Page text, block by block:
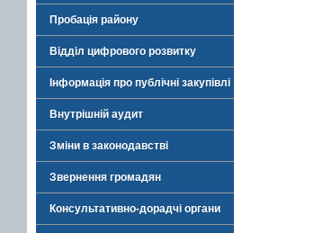
Пробація району
Відділ цифрового розвитку
Інформація про публічні закупівлі
Внутрішній аудит
Зміни в законодавстві
Звернення громадян
Консультативно-дорадчі органи